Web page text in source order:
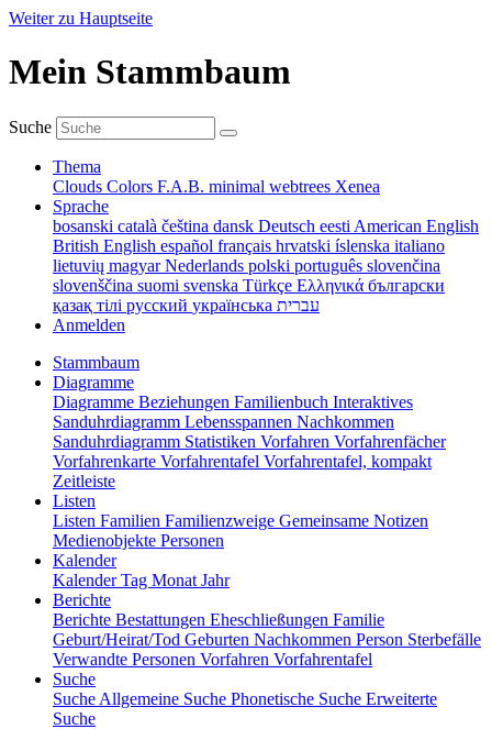
Weiter zu Hauptseite
Mein Stammbaum
Suche
Thema
Clouds Colors F.A.B. minimal webtrees Xenea
Sprache
bosanski català čeština dansk Deutsch eesti American English
British English español français hrvatski íslenska italiano
lietuvių magyarNederlands polski português slovenčina
slovenščina suomi svenska Türkçe Ελληνικά български
қазақ тілі русский українська עברית
Anmelden
Stammbaum
Diagramme
Diagramme Beziehungen Familienbuch Interaktives
Sanduhrdiagramm Lebensspannen Nachkommen
Sanduhrdiagramm Statistiken Vorfahren Vorfahrenfächer
Vorfahrenkarte Vorfahrentafel Vorfahrentafel, kompakt
Zeitleiste
Listen
Listen Familien Familienzweige Gemeinsame Notizen
Medienobjekte Personen
Kalender
KalenderTag Monat Jahr
Berichte
Berichte Bestattungen Eheschließungen Familie
Geburt/Heirat/Tod Geburten Nachkommen Person Sterbefälle
Verwandte Personen Vorfahren Vorfahrentafel
Suche
Suche Allgemeine Suche Phonetische Suche Erweiterte
Suche